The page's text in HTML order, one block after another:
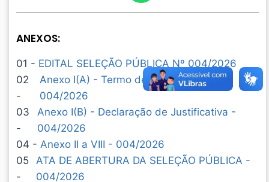
ANEXOS:
01 - EDITAL SELEÇÃO PÚBLICA Nº 004/2026
02
-
Anexo I(A) - Termo de Referência -
004/2026
03
-
Anexo I(B) - Declaração de Justificativa -
004/2026
04 - Anexo II a VIII - 004/2026
05
-
ATA DE ABERTURA DA SELEÇÃO PÚBLICA -
004/2026